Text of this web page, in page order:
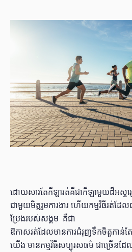
ដោយសារតែកីឡារត់គឺជាកីឡាមួយដ៏អស្ចារ្
ជាមួយមិត្តរួមការងារ ហើយកម្មវិធីរត់ដែ
ប្រែងរបស់សង្គម គឺជា
ឱកាសរត់ដែលមានការជំរុញទឹកចិត្តកាន់
យើង មានកម្មវិធីសប្បុរសធម៌ ជាច្រើនដែ